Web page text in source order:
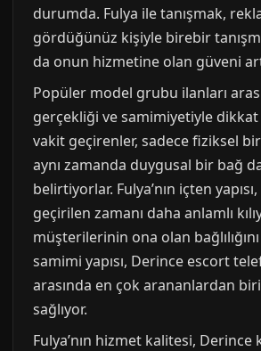
durumda. Fulya ile tanışmak,
gördüğünüz kişiyle birebir
da onun hizmetine olan güveni
Popüler model grubu ilanları
gerçekliği ve samimiyetiyle
vakit geçirenler, sadece fiziksel
aynı zamanda duygusal bir bağ
belirtiyorlar. Fulya’nın içten
geçirilen zamanı daha anlamlı
müşterilerinin ona olan bağlılığını
samimi yapısı, Derince escort
arasında en çok arananlardan biri
sağlıyor.
Fulya’nın hizmet kalitesi,